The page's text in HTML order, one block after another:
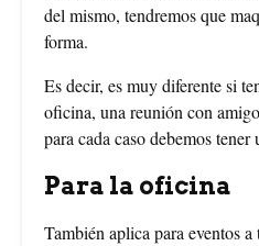
del mismo, tendremos que
forma.
Es decir, es muy diferente si
oficina, una reunión con
para cada caso debemos tener
Para la oficina
También aplica para eventos a